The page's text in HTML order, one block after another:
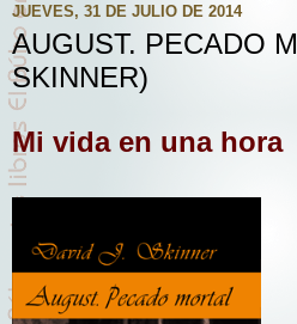
JUEVES, 31 DE JULIO DE 2014
AUGUST. PECADO
SKINNER)
Mi vida en una hora